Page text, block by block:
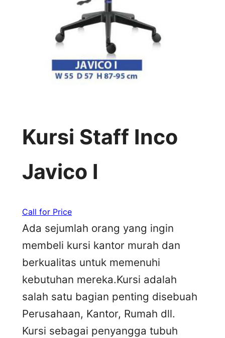
Kursi Staff Inco
Javico I
Call for Price
Ada sejumlah orang yang ingin
membeli kursi kantor murah dan
berkualitas untuk memenuhi
kebutuhan mereka.Kursi adalah
salah satu bagian penting disebuah
Perusahaan, Kantor, Rumah dll.
Kursi sebagai penyangga tubuh